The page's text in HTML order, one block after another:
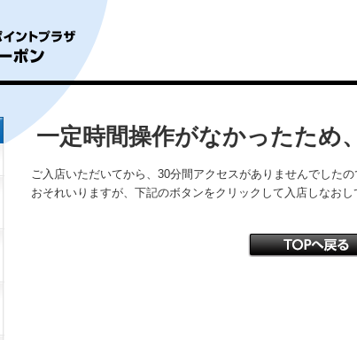
一定時間操作がなかったため
ご入店いただいてから、30分間アクセスがありませんでした
おそれいりますが、下記のボタンをクリックして入店しなおし